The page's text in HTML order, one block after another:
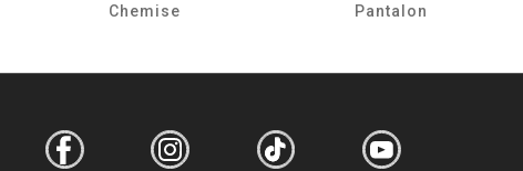
Chemise Pantalon